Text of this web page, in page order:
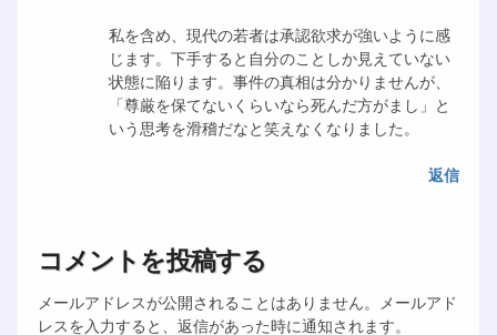
私を含め、現代の若者は承認欲求が強いように感
じます。下手すると自分のことしか見えていない
状態に陥ります。事件の真相は分かりませんが、
「尊厳を保てないくらいなら死んだ方がまし」と
いう思考を滑稽だなと笑えなくなりました。
返信
コメントを投稿する
メールアドレスが公開されることはありません。メールアド
レスを入力すると、返信があった時に通知されます。